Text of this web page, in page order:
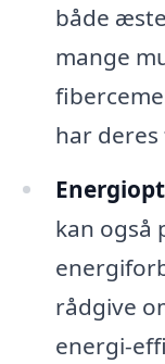
både
mange
har
kan også
rådgive
energi-